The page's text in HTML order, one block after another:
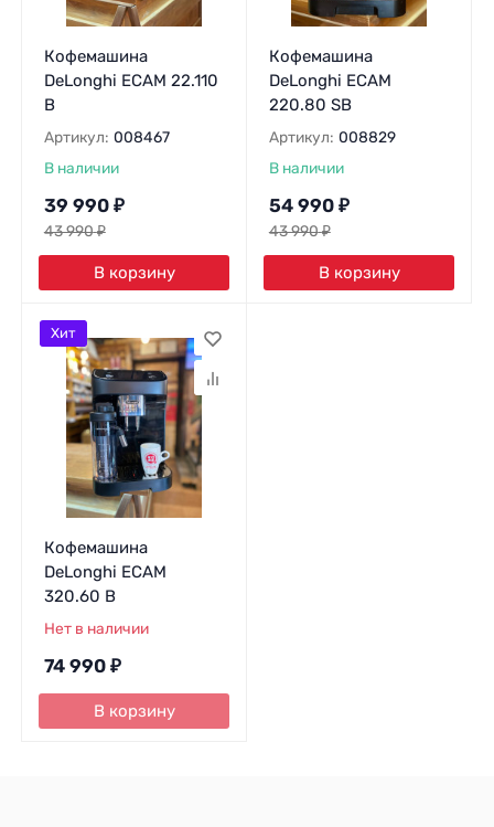
Кофемашина
DeLonghi ECAM 22.110
B
Артикул: 008467
В наличии
39 990 ₽
43 990₽
В корзину
Кофемашина
DeLonghi ECAM
220.80 SB
Артикул: 008829
В наличии
54 990 ₽
43 990₽
В корзину
Кофемашина
DeLonghi ECAM
320.60 В
Нет в наличии
74 990 ₽
В корзину
Хит